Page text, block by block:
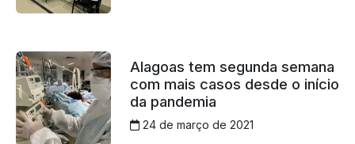
Alagoas tem segunda semana
com mais casos desde o início
da pandemia
24 de março de 2021